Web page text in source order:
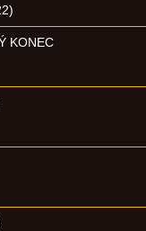
KONEC